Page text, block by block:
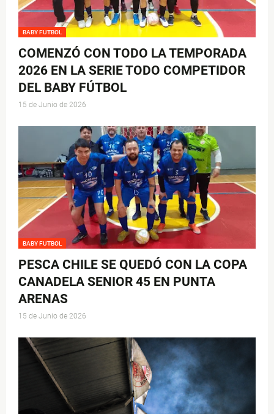
BABY FUTBOL
COMENZÓ CON TODO LA TEMPORADA
2026 EN LA SERIE TODO COMPETIDOR
DEL BABY FÚTBOL
15 de Junio de 2026
BABY FUTBOL
PESCA CHILE SE QUEDÓ CON LA COPA
CANADELA SENIOR 45 EN PUNTA
ARENAS
15 de Junio de 2026